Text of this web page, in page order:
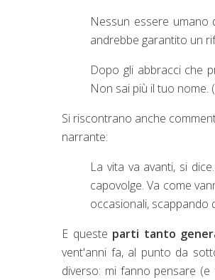
Nessun essere umano
andrebbe garantito un
Dopo gli abbracci che
Non sai più il tuo nome.
Si riscontrano anche
narrante:
La vita va avanti, si
capovolge. Va come
occasionali, scappando
E queste parti tanto
vent'anni fa, al punto da
diverso: mi fanno pensare